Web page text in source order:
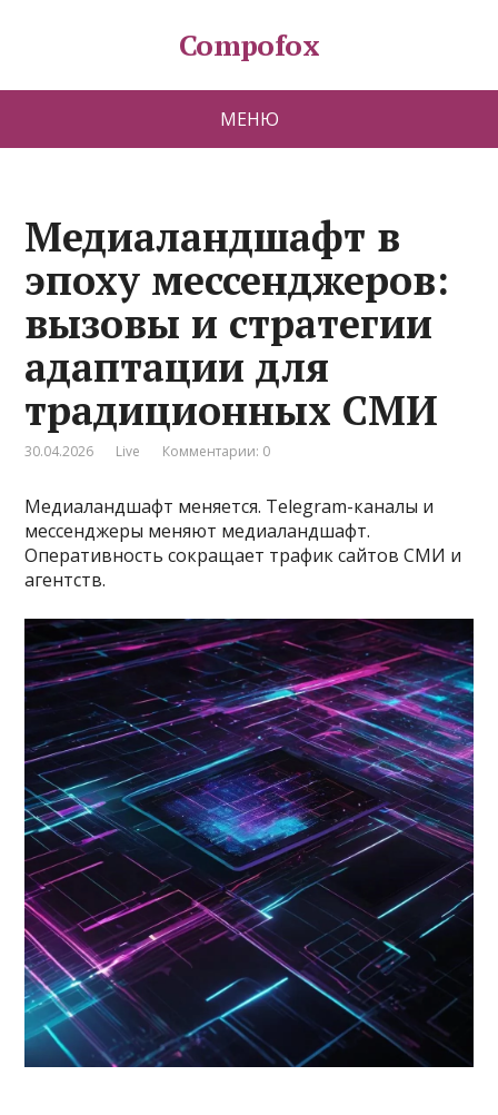
Compofox
МЕНЮ
Медиаландшафт в
эпоху мессенджеров:
вызовы и стратегии
адаптации для
традиционных СМИ
30.04.2026 Live Комментарии: 0
Медиаландшафт меняется. Telegram-каналы и
мессенджеры меняют медиаландшафт.
Оперативность сокращает трафик сайтов СМИ и
агентств.